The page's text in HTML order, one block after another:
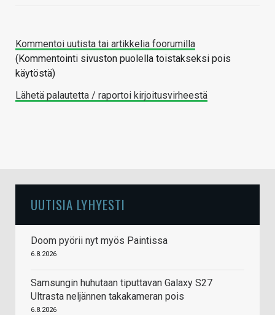
Kommentoi uutista tai artikkelia foorumilla
(Kommentointi sivuston puolella toistakseksi pois
käytöstä)
Lähetä palautetta / raportoi kirjoitusvirheestä
UUTISIA LYHYESTI
Doom pyörii nyt myös Paintissa
6.8.2026
Samsungin huhutaan tiputtavan Galaxy S27
Ultrasta neljännen takakameran pois
6.8.2026